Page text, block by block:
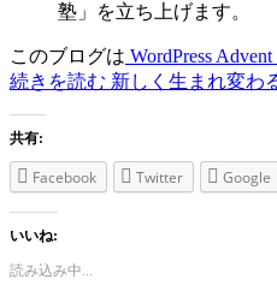
塾」を立ち上げます。
このブログは WordPress
続きを読む 新しく生まれ変わ
共有:
Facebook Twitter Google
いいね:
読み込み中...